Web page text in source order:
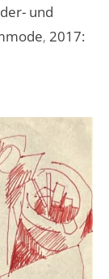
und
, 2017: